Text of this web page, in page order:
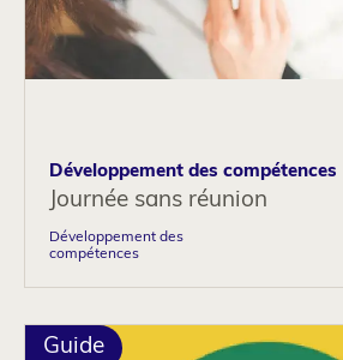
Développement des compétences
Journée sans réunion
Développement des
compétences
Guide